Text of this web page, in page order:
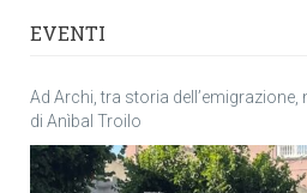
EVENTI
Ad Archi, tra storia
di Anìbal Troilo